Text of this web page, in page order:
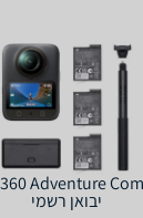
יבואן רשמי